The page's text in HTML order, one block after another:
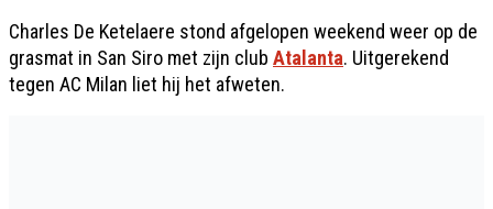
Charles De Ketelaere stond afgelopen weekend weer op de
grasmat in San Siro met zijn club Atalanta. Uitgerekend
tegen AC Milan liet hij het afweten.